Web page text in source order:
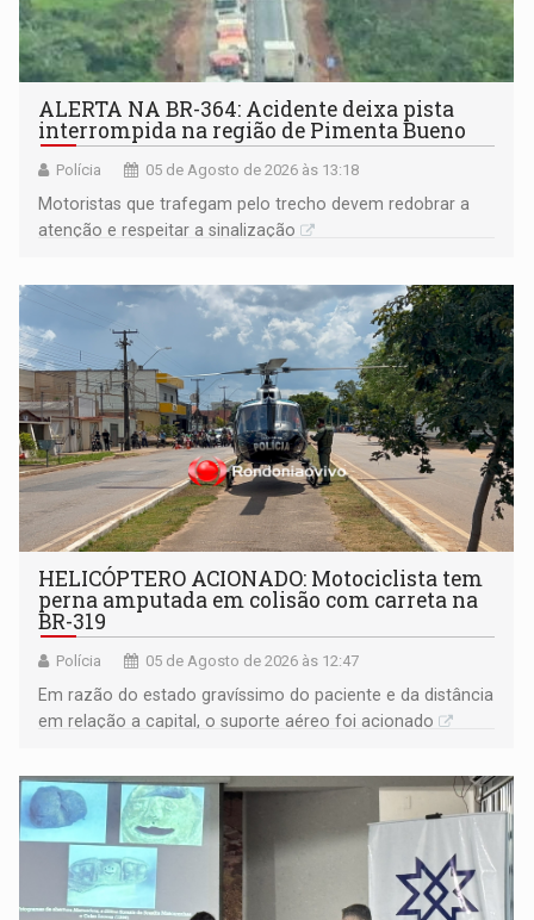
ALERTA NA BR-364: Acidente deixa pista
interrompida na região de Pimenta Bueno
Polícia 05 de Agosto de 2026 às 13:18
​Motoristas que trafegam pelo trecho devem redobrar a
atenção e respeitar a sinalização
HELICÓPTERO ACIONADO: Motociclista tem
perna amputada em colisão com carreta na
BR-319
Polícia 05 de Agosto de 2026 às 12:47
Em razão do estado gravíssimo do paciente e da distância
em relação a capital, o suporte aéreo foi acionado